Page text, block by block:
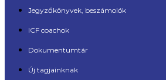
Jegyzőkönyvek, beszámolók
ICF coachok
Dokumentumtár
Új tagjainknak